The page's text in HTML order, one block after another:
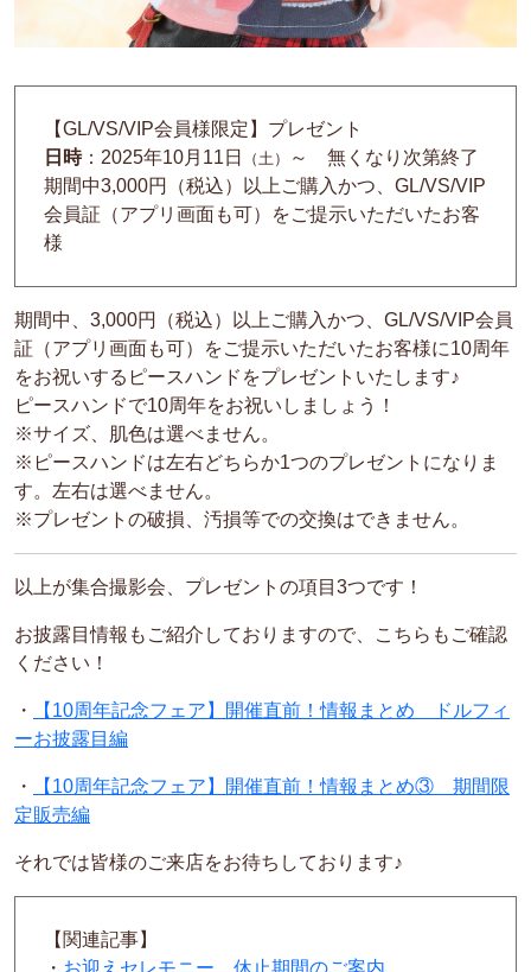
【GL/VS/VIP会員様限定】プレゼント
日時：2025年10月11日 （土） ～
無くなり次第終了
期間中3,000円（税込）以上ご購入かつ、GL/VS/VIP
会員証（アプリ画面も可）をご提示いただいたお客
様
期間中、3,000円（税込）以上ご購入かつ、GL/VS/VIP会員
証（アプリ画面も可）をご提示いただいたお客様に10周年
をお祝いするピースハンドをプレゼントいたします♪
ピースハンドで10周年をお祝いしましょう！
※サイズ、肌色は選べません。
※ピースハンドは左右どちらか1つのプレゼントになりま
す。左右は選べません。
※プレゼントの破損、汚損等での交換はできません。
以上が集合撮影会、プレゼントの項目3つです！
お披露目情報もご紹介しておりますので、こちらもご確認
ください！
・
【10周年記念フェア】開催直前！情報まとめ ドルフィ
ーお披露目編
・
【10周年記念フェア】開催直前！情報まとめ③ 期間限
定販売編
それでは皆様のご来店をお待ちしております♪
【関連記事】